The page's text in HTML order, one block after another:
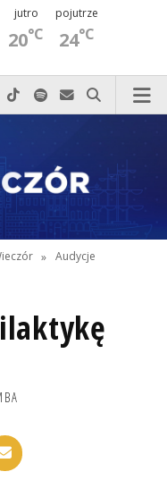
jutro
20°C
pojutrze
24°C
do nas zadzwoń
na Facebook-u
nas na X
Odwiedź nas na Instagram-ie
Odwiedź nas na TikTok-u
Szukaj nas na Spotify
Wyślij do nas
Szukaj
» Audycje